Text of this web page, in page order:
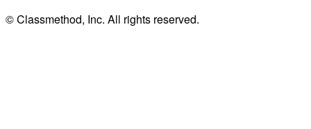
© Classmethod, Inc. All rights reserved.